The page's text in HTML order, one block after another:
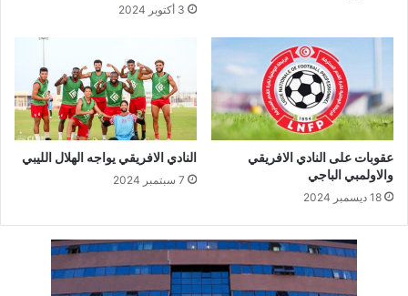
3 أكتوبر 2024
عقوبات على النادي الافريقي
والاولمبي الباجي
18 ديسمبر 2024
النادي الافريقي يواجه الهلال الليبي
7 سبتمبر 2024